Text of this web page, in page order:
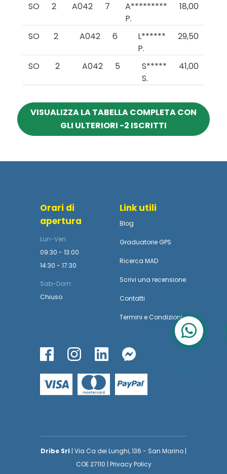
SO 2 A042 7
A*********
P.
18,00
SO 2 A042 6
L******
P.
29,50
SO 2 A042 5
S*****
S.
41,00
VISUALIZZA LA TABELLA COMPLETA CON
GLI ULTERIORI -2 ISCRITTI
Orari di
apertura
Lun-Ven:
09:30 - 13:00
14:30 - 17:30
Sab-Dom:
Chiuso
Link utili
Blog
Graduatorie GPS
Ricerca MAD
Scrivi una recensione
Contatti
Termini e Condizioni
Dribe Srl | Via Ca dei Lunghi, 136 - San Marino |
COE 27110 | Privacy Policy